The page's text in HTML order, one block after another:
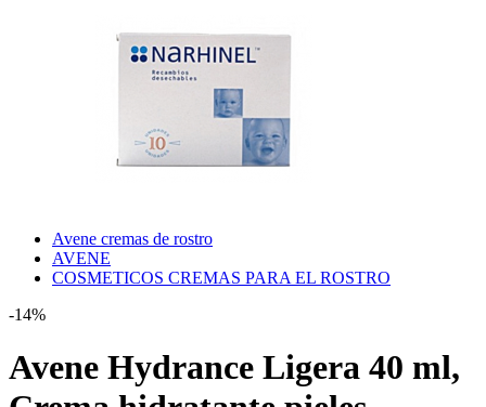
Avene cremas de rostro
AVENE
COSMETICOS CREMAS PARA EL ROSTRO
-14%
Avene Hydrance Ligera 40 ml,